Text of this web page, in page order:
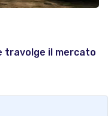
travolge il mercato